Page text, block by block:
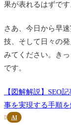
果が表れるはずです
さあ、今日から早
技、そして日々の
みてください。き
です。
【図解解説】SEO
事を実現する手順を
 AI